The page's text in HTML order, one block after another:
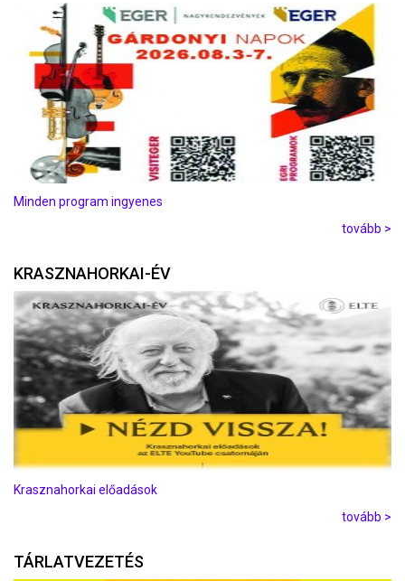
Minden program ingyenes
tovább >
KRASZNAHORKAI-ÉV
Krasznahorkai előadások
tovább >
TÁRLATVEZETÉS